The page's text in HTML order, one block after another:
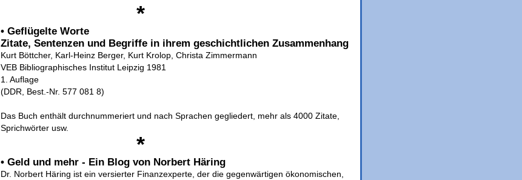
*
• Geflügelte Worte
Zitate, Sentenzen und Begriffe in ihrem geschichtlichen Zusammenhang
Kurt Böttcher, Karl-Heinz Berger, Kurt Krolop, Christa Zimmermann
VEB Bibliographisches Institut Leipzig 1981
1. Auflage
(DDR, Best.-Nr. 577 081 8)
Das Buch enthält durchnummeriert und nach Sprachen gegliedert, mehr als 4000 Zitate,
Sprichwörter usw.
*
• Geld und mehr - Ein Blog von Norbert Häring
Dr. Norbert Häring ist ein versierter Finanzexperte, der die gegenwärtigen ökonomischen,